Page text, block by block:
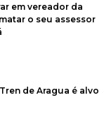
em vereador da
o seu assessor
de Aragua é alvo